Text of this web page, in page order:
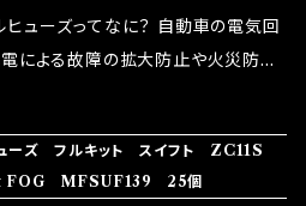
・アクセルレスポンスの向上 ・アイ
化（静粛性UP） ・ターボ車のターボ
の効果は、タウンユースだけでなく、
ーツシーンでの実証実験の上、 製
2.金属部分が露出している為、空気
しまう。 3.金属プレートが接触する
ルヒューズになります。 ◇マジカル
果 マジカルヒューズは放電防止効
ューズってなに？ 自動車の電気回
電による故障の拡大防止や火災防止
回路への電力供給を行っています。
ーズには拭い去れない欠点があり
ューズ フルキット スイフト ZC11S
FOG MFSUF139 25個